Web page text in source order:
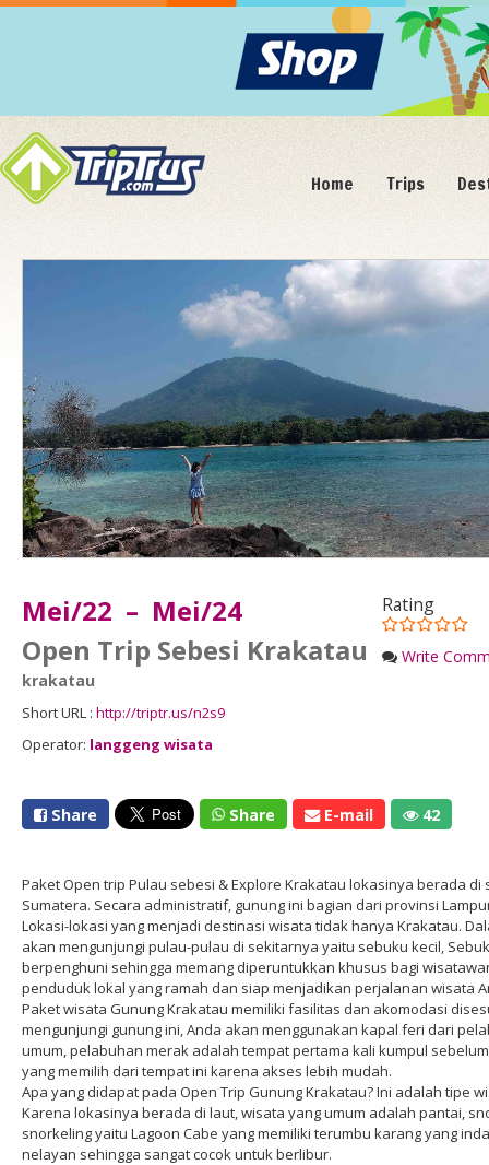
Home Trips
Rating
Write
Mei/22 – Mei/24
Open Trip Sebesi Krakatau
krakatau
Short URL : http://triptr.us/n2s9
Operator: langgeng wisata
Share Share E-mail 42
Paket Open trip Pulau sebesi & Explore Krakatau lokasinya berada
Sumatera. Secara administratif, gunung ini bagian dari provinsi
Lokasi-lokasi yang menjadi destinasi wisata tidak hanya Krakatau.
akan mengunjungi pulau-pulau di sekitarnya yaitu sebuku kecil,
berpenghuni sehingga memang diperuntukkan khusus bagi
penduduk lokal yang ramah dan siap menjadikan perjalanan wisata
Paket wisata Gunung Krakatau memiliki fasilitas dan akomodasi
mengunjungi gunung ini, Anda akan menggunakan kapal feri dari
umum, pelabuhan merak adalah tempat pertama kali kumpul
yang memilih dari tempat ini karena akses lebih mudah.
Apa yang didapat pada Open Trip Gunung Krakatau? Ini adalah tipe
Karena lokasinya berada di laut, wisata yang umum adalah pantai,
snorkeling yaitu Lagoon Cabe yang memiliki terumbu karang yang
nelayan sehingga sangat cocok untuk berlibur.